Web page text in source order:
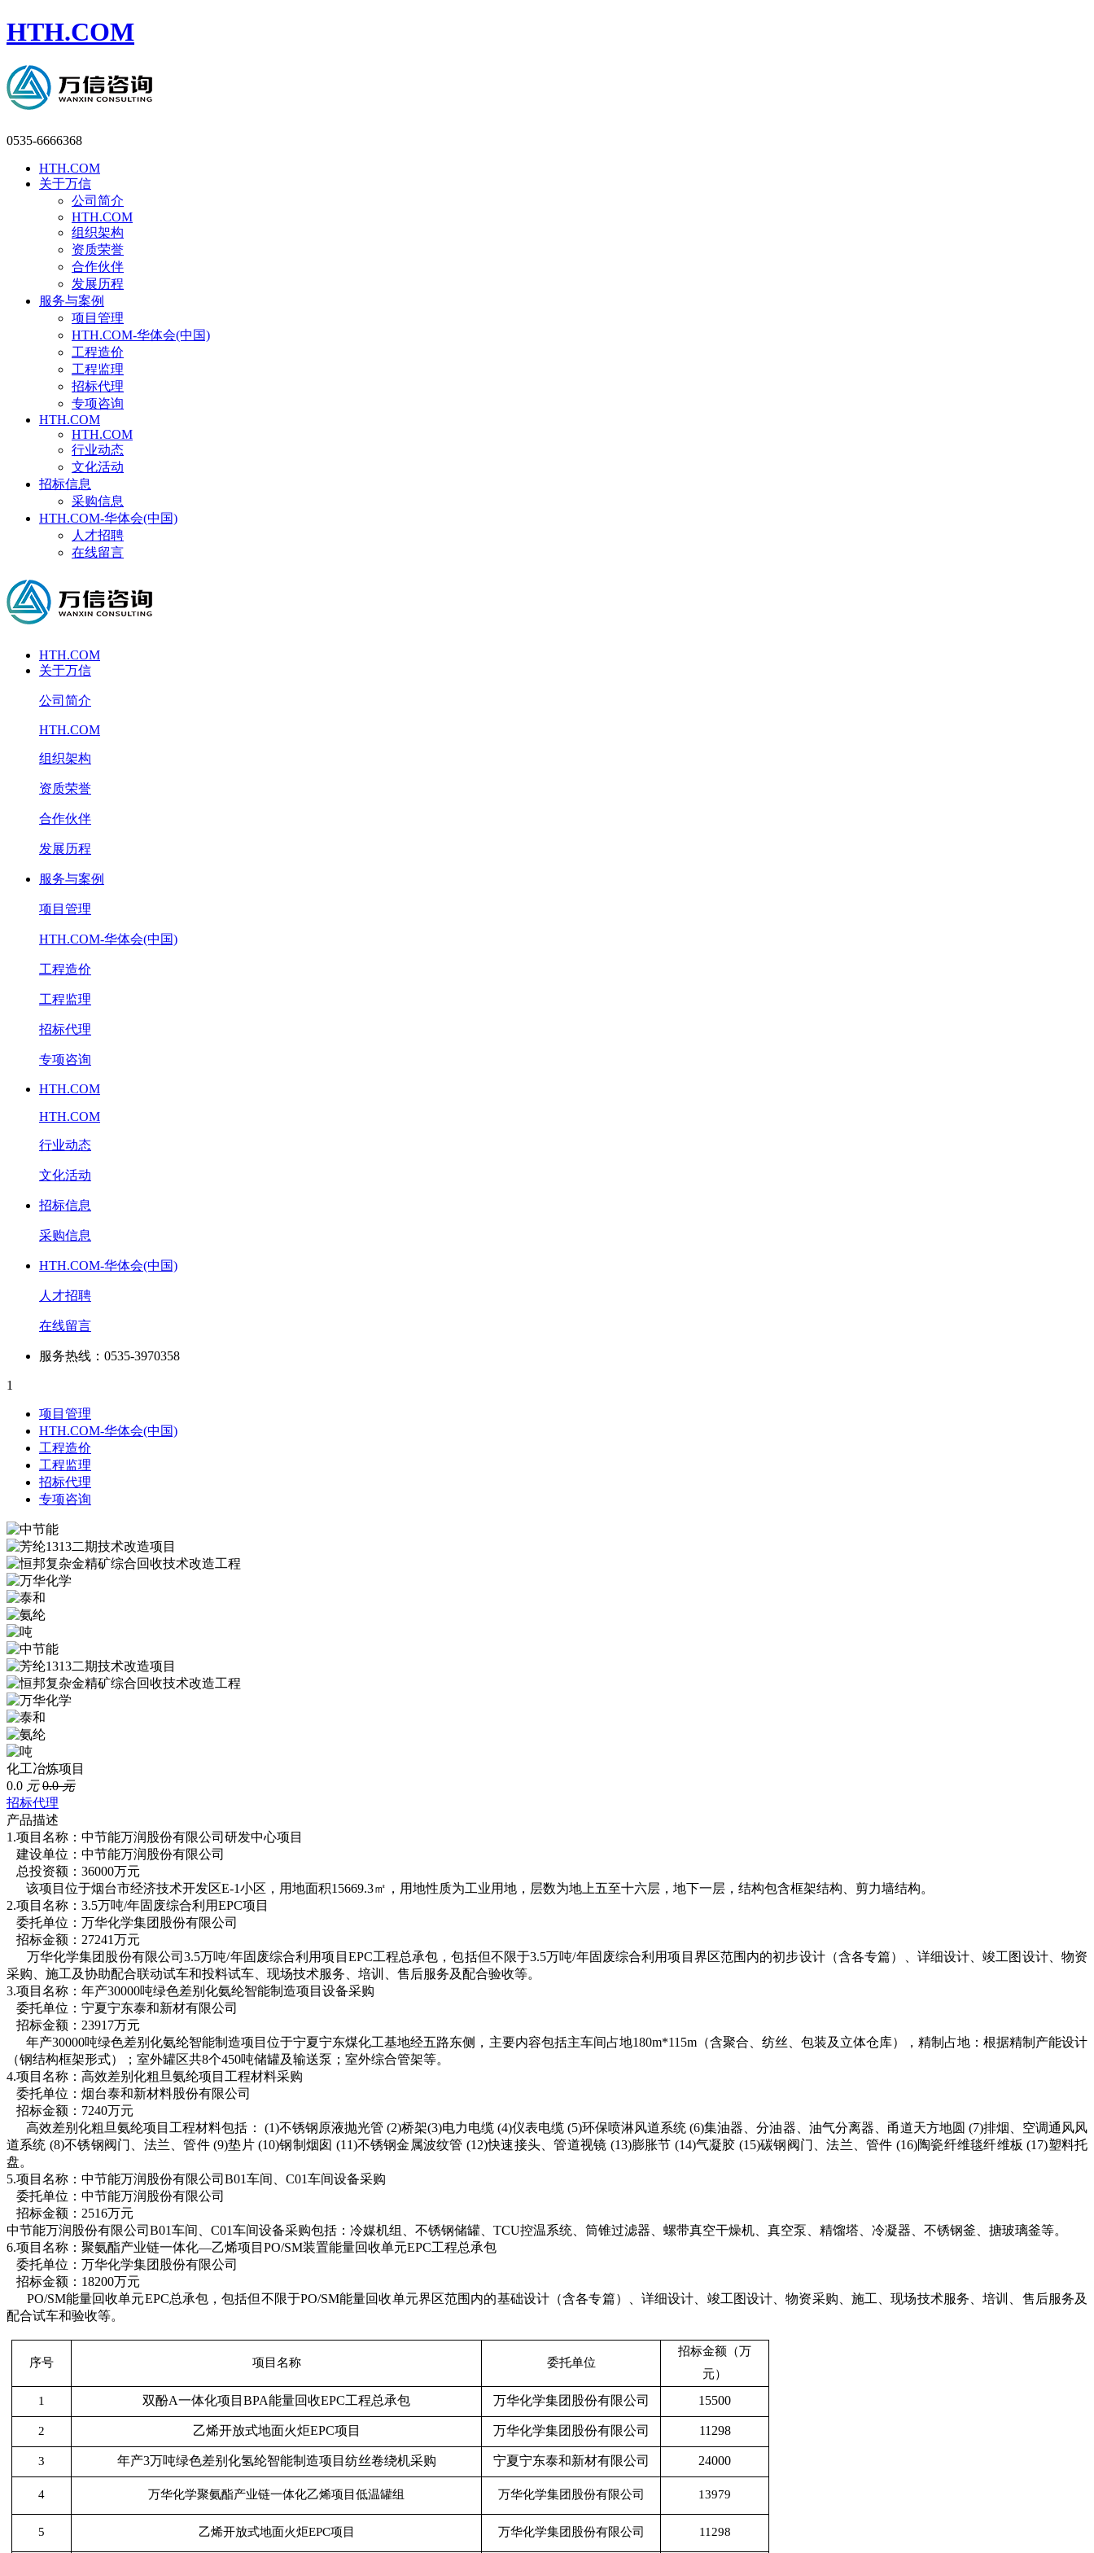
HTH.COM
0535-6666368
HTH.COM
关于万信
公司简介
HTH.COM
组织架构
资质荣誉
合作伙伴
发展历程
服务与案例
项目管理
HTH.COM-华体会(中国)
工程造价
工程监理
招标代理
专项咨询
HTH.COM
HTH.COM
行业动态
文化活动
招标信息
采购信息
HTH.COM-华体会(中国)
人才招聘
在线留言
HTH.COM
关于万信
公司简介
HTH.COM
组织架构
资质荣誉
合作伙伴
发展历程
服务与案例
项目管理
HTH.COM-华体会(中国)
工程造价
工程监理
招标代理
专项咨询
HTH.COM
HTH.COM
行业动态
文化活动
招标信息
采购信息
HTH.COM-华体会(中国)
人才招聘
在线留言
服务热线：0535-3970358
1
项目管理
HTH.COM-华体会(中国)
工程造价
工程监理
招标代理
专项咨询
化工冶炼项目
0.0 元 0.0元
招标代理
产品描述
1.项目名称：中节能万润股份有限公司研发中心项目
建设单位：中节能万润股份有限公司
总投资额： 36000万元
该项目位于烟台市经济技术开发区E-1小区，用地面积15669.3㎡，用地性质为工业用地，层数为地上五至十六层，地下一层，结构包含框架结构、剪力墙结构。
2.项目名称： 3.5万吨/年固废综合利用EPC项目
委托单位：万华化学集团股份有限公司
招标金额： 27241万元
万华化学集团股份有限公司3.5万吨/年固废综合利用项目EPC工程总承包，包括但不限于3.5万吨/年固废综合利用项目界区范围内的初步设计（含各专篇）、详细设计、竣工图设计、物资
采购、施工及协助配合联动试车和投料试车、现场技术服务、培训、售后服务及配合验收等。
3.项目名称：年产30000吨绿色差别化氨纶智能制造项目设备采购
委托单位：宁夏宁东泰和新材有限公司
招标金额： 23917万元
年产30000吨绿色差别化氨纶智能制造项目位于宁夏宁东煤化工基地经五路东侧，主要内容包括主车间占地180m*115m（含聚合、纺丝、包装及立体仓库），精制占地：根据精制产能设计
（钢结构框架形式）；室外罐区共8个450吨储罐及输送泵；室外综合管架等。
4.项目名称：高效差别化粗旦氨纶项目工程材料采购
委托单位：烟台泰和新材料股份有限公司
招标金额： 7240万元
高效差别化粗旦氨纶项目工程材料包括：
(1)不锈钢原液抛光管 (2)桥架(3)电力电缆 (4)仪表电缆 (5)环保喷淋风道系统 (6)集油器、分油器、油气分离器、甬道天方地圆 (7)排烟、空调通风风
道系统 (8)不锈钢阀门、法兰、管件 (9)垫片 (10)钢制烟囱 (11)不锈钢金属波纹管 (12)快速接头、管道视镜 (13)膨胀节 (14)气凝胶 (15)碳钢阀门、法兰、管件 (16)陶瓷纤维毯纤维板 (17)塑料托
盘。
5.项目名称：中节能万润股份有限公司 B01车间、C01车间设备采购
委托单位：中节能万润股份有限公司
招标金额： 2516万元
中节能万润股份有限公司 B01车间、C01车间设备采购包括：冷媒机组、不锈钢储罐、TCU控温系统、筒锥过滤器、螺带真空干燥机、真空泵、精馏塔、冷凝器、不锈钢釜、搪玻璃釜等。
6.项目名称：聚氨酯产业链一体化—乙烯项目PO/SM装置能量回收单元EPC工程总承包
委托单位：万华化学集团股份有限公司
招标金额： 18200万元
PO/SM能量回收单元EPC总承包，包括但不限于PO/SM能量回收单元界区范围内的基础设计（含各专篇）、详细设计、竣工图设计、物资采购、施工、现场技术服务、培训、售后服务及
配合试车和验收等。
序号 项目名称 委托单位
招标金额（万
元）
1 双酚A一体化项目BPA能量回收EPC工程总承包 万华化学集团股份有限公司 15500
2 乙烯开放式地面火炬EPC项目 万华化学集团股份有限公司 11298
3 年产3万吨绿色差别化氢纶智能制造项目纺丝卷绕机采购 宁夏宁东泰和新材有限公司 24000
4 万华化学聚氨酯产业链一体化乙烯项目低温罐组 万华化学集团股份有限公司 13979
5 乙烯开放式地面火炬EPC项目 万华化学集团股份有限公司 11298